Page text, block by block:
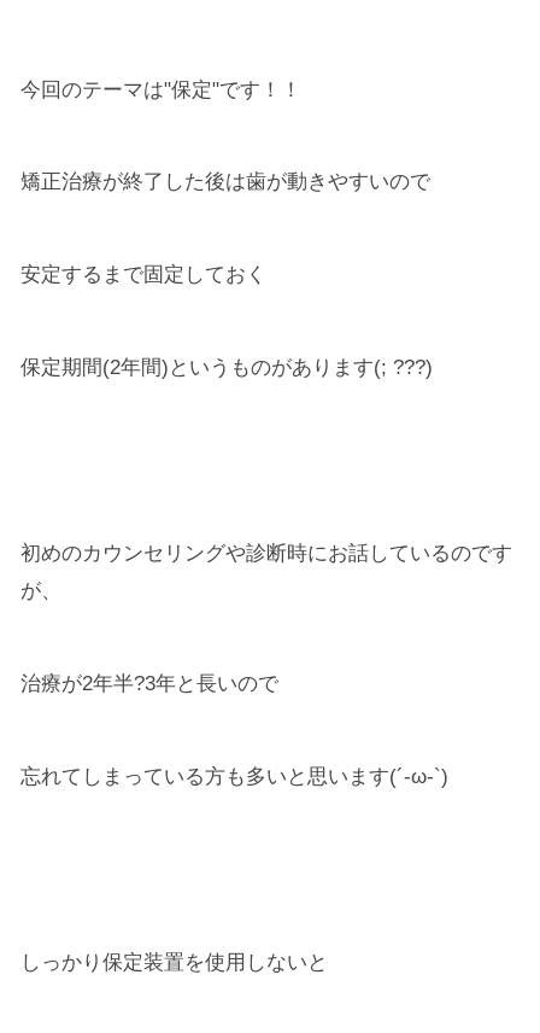
今回のテーマは"保定"です！！
矯正治療が終了した後は歯が動きやすいので
安定するまで固定しておく
保定期間(2年間)というものがあります(; ???)
初めのカウンセリングや診断時にお話しているのです
が、
治療が2年半?3年と長いので
忘れてしまっている方も多いと思います(´-ω-`)
しっかり保定装置を使用しないと